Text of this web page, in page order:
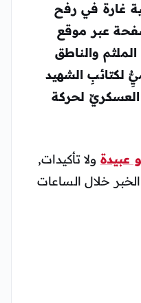
غارة في رفح
عبر موقع
والناطق
لكتائبِ الشهيد
العسكريِّ لحركة
عبيدة ولا تأكيدات,
خلال الساعات